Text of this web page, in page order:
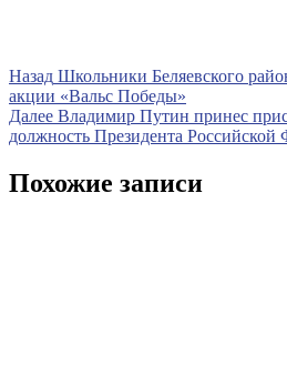
Навигация
по
записям
Назад Предыдущая
запись
Школьники Беляевского
акции «Вальс Победы»
Далее Следующая
запись
Владимир Путин принес
должность Президента Российской
Похожие записи